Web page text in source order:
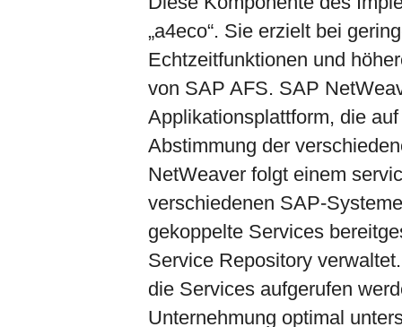
„a4eco“. Sie erzielt bei
Echtzeitfunktionen und
von SAP AFS. SAP
Applikationsplattform, die
Abstimmung der
NetWeaver folgt einem
verschiedenen SAP-
gekoppelte Services
Service Repository
die Services aufgerufen
Unternehmung optimal